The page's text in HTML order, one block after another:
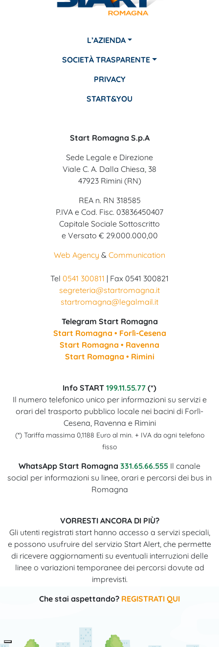
L’AZIENDA
SOCIETÀ TRASPARENTE
PRIVACY
START&YOU
Start Romagna S.p.A
Sede Legale e Direzione
Viale C. A. Dalla Chiesa, 38
47923 Rimini (RN)
REA n. RN 318585
P.IVA e Cod. Fisc. 03836450407
Capitale Sociale Sottoscritto
e Versato € 29.000.000,00
Web Agency & Communication
Tel 0541 300811 | Fax 0541 300821
segreteria@startromagna.it
startromagna@legalmail.it
Telegram Start Romagna
Start Romagna • Forlì-Cesena
Start Romagna • Ravenna
Start Romagna • Rimini
Info START 199.11.55.77 (*)
Il numero telefonico unico per informazioni su servizi e
orari del trasporto pubblico locale nei bacini di Forlì-
Cesena, Ravenna e Rimini
(*) Tariffa massima 0,1188 Euro al min. + IVA da ogni telefono
fisso
WhatsApp Start Romagna 331.65.66.555 Il canale
social per informazioni su linee, orari e percorsi dei bus in
Romagna
VORRESTI ANCORA DI PIÙ?
Gli utenti registrati start hanno accesso a servizi speciali,
e possono usufruire del servizio Start Alert, che permette
di ricevere aggiornamenti su eventuali interruzioni delle
linee o variazioni temporanee dei percorsi dovute ad
imprevisti.
Che stai aspettando? REGISTRATI QUI